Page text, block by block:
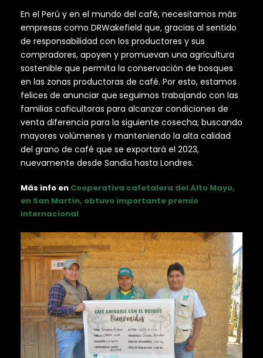
En el Perú y en el mundo del café, necesitamos más
empresas como DRWakefield que, gracias al sentido
de responsabilidad con los productores y sus
compradores, apoyen y promuevan una agricultura
sostenible que permita la conservación de bosques
en las zonas productoras de café. Por esto, estamos
felices de anunciar que seguimos trabajando con las
familias caficultoras para alcanzar condiciones de
venta diferencia para la siguiente cosecha, buscando
mayores volúmenes y manteniendo la alta calidad
del grano de café que se exportará el 2023,
nuevamente desde Sandia hasta Londres.
Más info en Cooperativa cafetalera del Alto Mayo,
en San Martín, obtuvo importante premio
internacional